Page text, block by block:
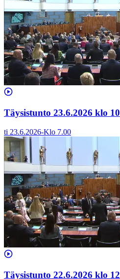
Täysistunto 23.6.2026 klo 10
ti 23.6.2026-Klo 7.00
Täysistunto 22.6.2026 klo 12